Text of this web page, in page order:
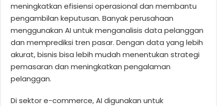
meningkatkan efisiensi operasional dan membantu
pengambilan keputusan. Banyak perusahaan
menggunakan AI untuk menganalisis data pelanggan
dan memprediksi tren pasar. Dengan data yang lebih
akurat, bisnis bisa lebih mudah menentukan strategi
pemasaran dan meningkatkan pengalaman
pelanggan.
Di sektor e-commerce, AI digunakan untuk